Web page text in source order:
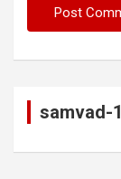
samvad-